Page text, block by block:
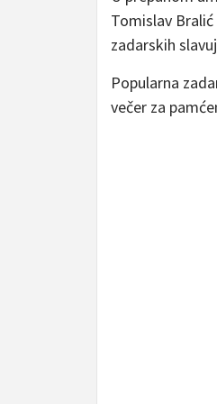
Tomislav
zadarskih
Popularna
večer za